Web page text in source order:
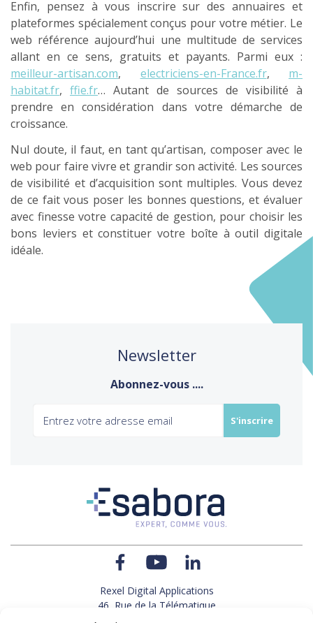
Enfin, pensez à vous inscrire sur des annuaires et
plateformes spécialement conçus pour votre métier. Le
web référence aujourd’hui une multitude de services
allant en ce sens, gratuits et payants. Parmi eux :
meilleur-artisan.com, electriciens-en-France.fr, m-
habitat.fr, ffie.fr… Autant de sources de visibilité à
prendre en considération dans votre démarche de
croissance.
Nul doute, il faut, en tant qu’artisan, composer avec le
web pour faire vivre et grandir son activité. Les sources
de visibilité et d’acquisition sont multiples. Vous devez
de ce fait vous poser les bonnes questions, et évaluer
avec finesse votre capacité de gestion, pour choisir les
bons leviers et constituer votre boîte à outil digitale
idéale.
Newsletter
Abonnez-vous ....
Rexel Digital Applications
46, Rue de la Télématique
Le Polygone 42000 SAINT-ETIENNE